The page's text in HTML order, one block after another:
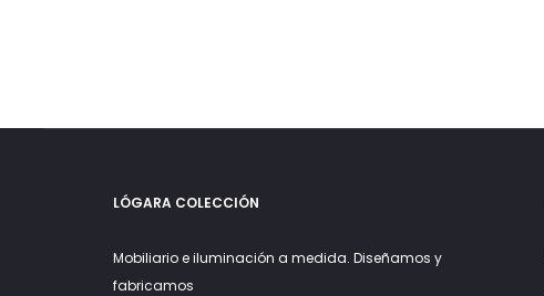
LÓGARA COLECCIÓN
Mobiliario e iluminación a medida. Diseñamos y
fabricamos